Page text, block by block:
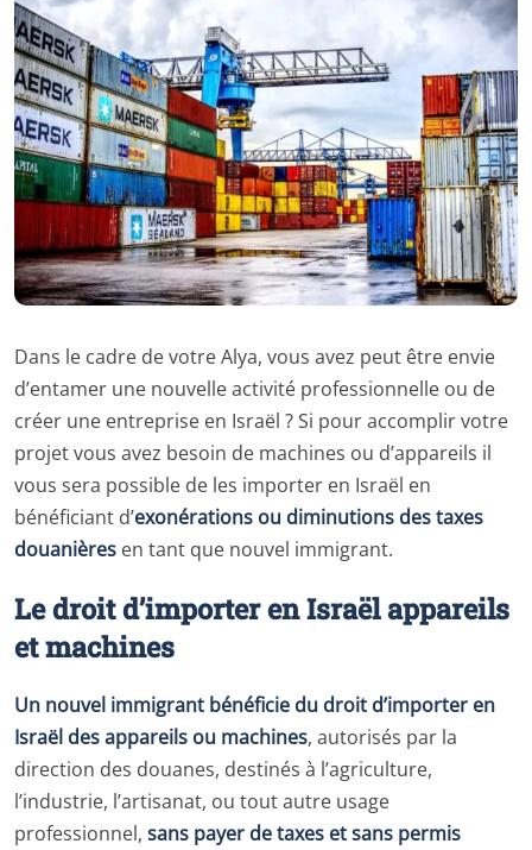
Dans le cadre de votre Alya, vous avez peut être envie
d’entamer une nouvelle activité professionnelle ou de
créer une entreprise en Israël ? Si pour accomplir votre
projet vous avez besoin de machines ou d’appareils il
vous sera possible de les importer en Israël en
bénéficiant d’exonérations ou diminutions des taxes
douanières en tant que nouvel immigrant.
Le droit d’importer en Israël appareils
et machines
Un nouvel immigrant bénéficie du droit d’importer en
Israël des appareils ou machines, autorisés par la
direction des douanes, destinés à l’agriculture,
l’industrie, l’artisanat, ou tout autre usage
professionnel, sans payer de taxes et sans permis